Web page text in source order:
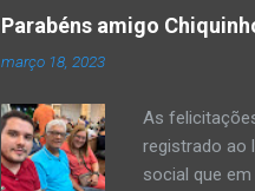
Parabéns amigo
março 18, 2023
As
registrado ao
social que